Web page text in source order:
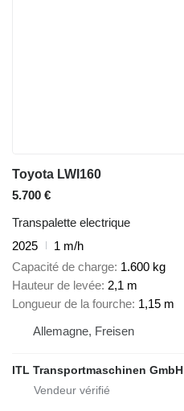
Toyota LWI160
5.700 €
Transpalette electrique
2025
1 m/h
Capacité de charge 1.600 kg
Hauteur de levée 2,1 m
Longueur de la fourche 1,15 m
Allemagne, Freisen
ITL Transportmaschinen GmbH